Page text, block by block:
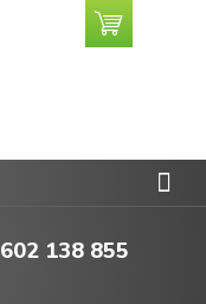
602 138 855
Nákupní
košík